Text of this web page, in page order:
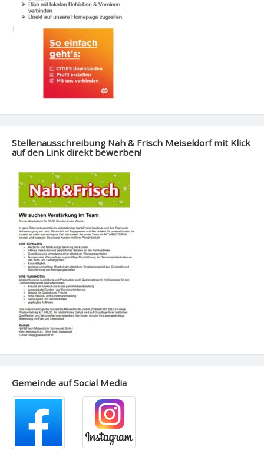
Stellenausschreibung Nah & Frisch Meiseldorf mit Klick
auf den Link direkt bewerben!
Gemeinde auf Social Media